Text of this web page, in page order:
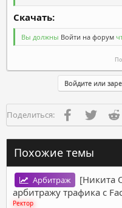
Скачать:​
Вы должны Войти на форум
Войдите или
Поделиться: FacebookTwitter
Похожие темы
Арбитраж
[Никита
арбитражу трафика с
Ректор